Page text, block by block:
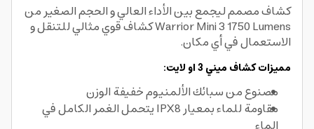
كشاف مصمم ليجمع بين الأداء العالي و الحجم الصغير من
Warrior Mini 3 1750 Lumens كشاف قوي مثالي للتنقل و
الاستعمال في أي مكان.
مميزات كشاف ميني 3 او لايت:
مصنوع من سبائك الألمنيوم خفيفة الوزن
مقاومة للماء بمعيار IPX8 يتحمل الغمر الكامل في